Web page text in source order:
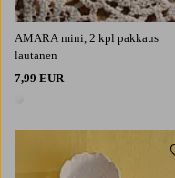
AMARA mini, 2 kpl pakkaus
lautanen
7,99 EUR